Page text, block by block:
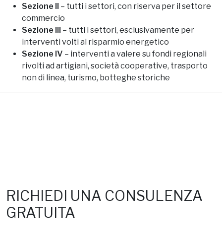
Sezione II – tutti i settori, con riserva per il settore
commercio
Sezione III
– tutti i settori, esclusivamente per
interventi volti al risparmio energetico
Sezione IV – interventi a valere su fondi regionali
rivolti ad artigiani, società cooperative, trasporto
non di linea, turismo, botteghe storiche
RICHIEDI UNA CONSULENZA
GRATUITA